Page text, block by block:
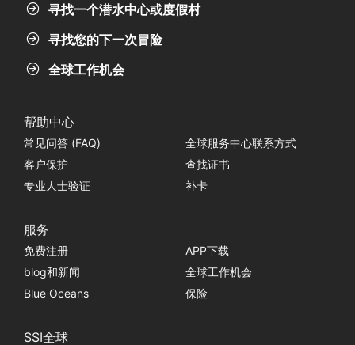
寻找一个潜水中心或度假村
寻找您的下一次冒险
全球工作机会
帮助中心
常见问答 (FAQ)
全球服务中心联系方式
客户保护
查找证书
专业人士验证
补卡
服务
免费注册
APP下载
blog和新闻
全球工作机会
Blue Oceans
保险
SSI全球